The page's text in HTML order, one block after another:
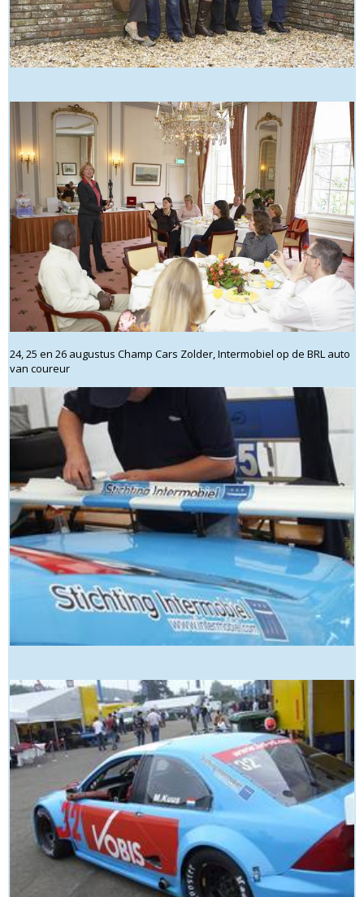
24, 25 en 26 augustus Champ Cars Zolder, Intermobiel op de BRL auto
van coureur